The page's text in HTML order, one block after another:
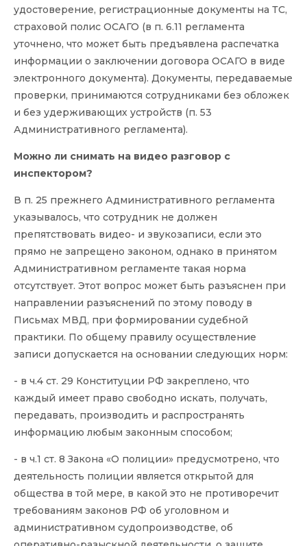
удостоверение, регистрационные документы на ТС,
страховой полис ОСАГО (в п. 6.11 регламента
уточнено, что может быть предъявлена распечатка
информации о заключении договора ОСАГО в виде
электронного документа). Документы, передаваемые
проверки, принимаются сотрудниками без обложек
и без удерживающих устройств (п. 53
Административного регламента).
Можно ли снимать на видео разговор с
инспектором?
В п. 25 прежнего Административного регламента
указывалось, что сотрудник не должен
препятствовать видео- и звукозаписи, если это
прямо не запрещено законом, однако в принятом
Административном регламенте такая норма
отсутствует. Этот вопрос может быть разъяснен при
направлении разъяснений по этому поводу в
Письмах МВД, при формировании судебной
практики. По общему правилу осуществление
записи допускается на основании следующих норм:
- в ч.4 ст. 29 Конституции РФ закреплено, что
каждый имеет право свободно искать, получать,
передавать, производить и распространять
информацию любым законным способом;
- в ч.1 ст. 8 Закона «О полиции» предусмотрено, что
деятельность полиции является открытой для
общества в той мере, в какой это не противоречит
требованиям законов РФ об уголовном и
административном судопроизводстве, об